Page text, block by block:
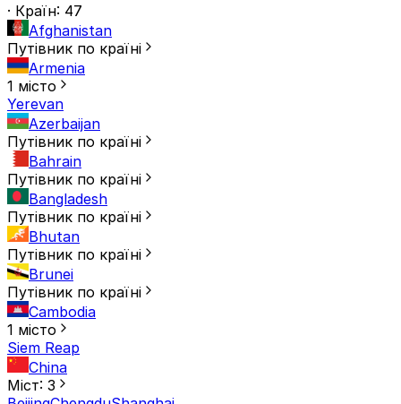
· Країн: 47
Afghanistan
Путівник по країні
Armenia
1 місто
Yerevan
Azerbaijan
Путівник по країні
Bahrain
Путівник по країні
Bangladesh
Путівник по країні
Bhutan
Путівник по країні
Brunei
Путівник по країні
Cambodia
1 місто
Siem Reap
China
Міст: 3